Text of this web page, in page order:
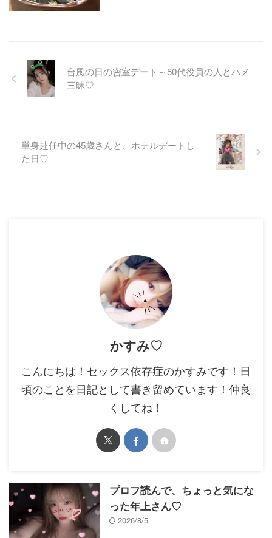
台風の日の密室デート～50代役員の人とハメ
三昧♡
単身赴任中の45歳さんと、ホテルデートし
た日♡
かすみ♡
こんにちは！セックス依存症のかすみです！日
頃のことを日記として書き留めています！仲良
くしてね！
プロフ読んで、ちょっと気にな
った年上さん♡
2026/8/5